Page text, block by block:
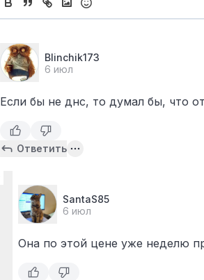
Blinchik173
6 июл
Если бы не днс, то думал бы, что
Ответить
SantaS85
6 июл
Она по этой цене уже неделю